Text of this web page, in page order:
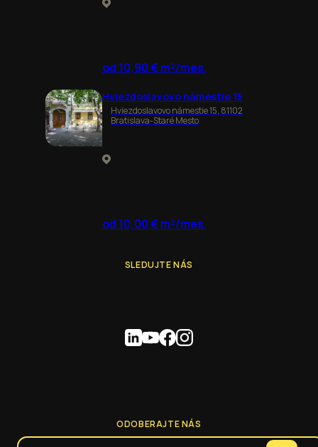
od 10,90 € m²/mes.
Hviezdoslavovo námestie 15
Hviezdoslavovo námestie 15, 81102
Bratislava-Staré Mesto
od 10,00 € m²/mes.
SLEDUJTE NÁS
ODOBERAJTE NÁS